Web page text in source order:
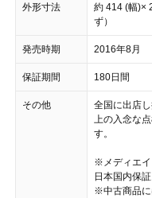
外形寸法
約 414 (幅)×
ず）
発売時期 2016年8月
保証期間 180日間
その他
全国に出店
上の入念な
す。
※メディエイ
日本国内保証
※中古商品に